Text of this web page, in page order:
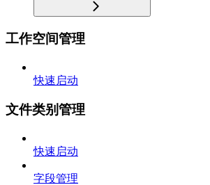
工作空间管理
快速启动
文件类别管理
快速启动
字段管理